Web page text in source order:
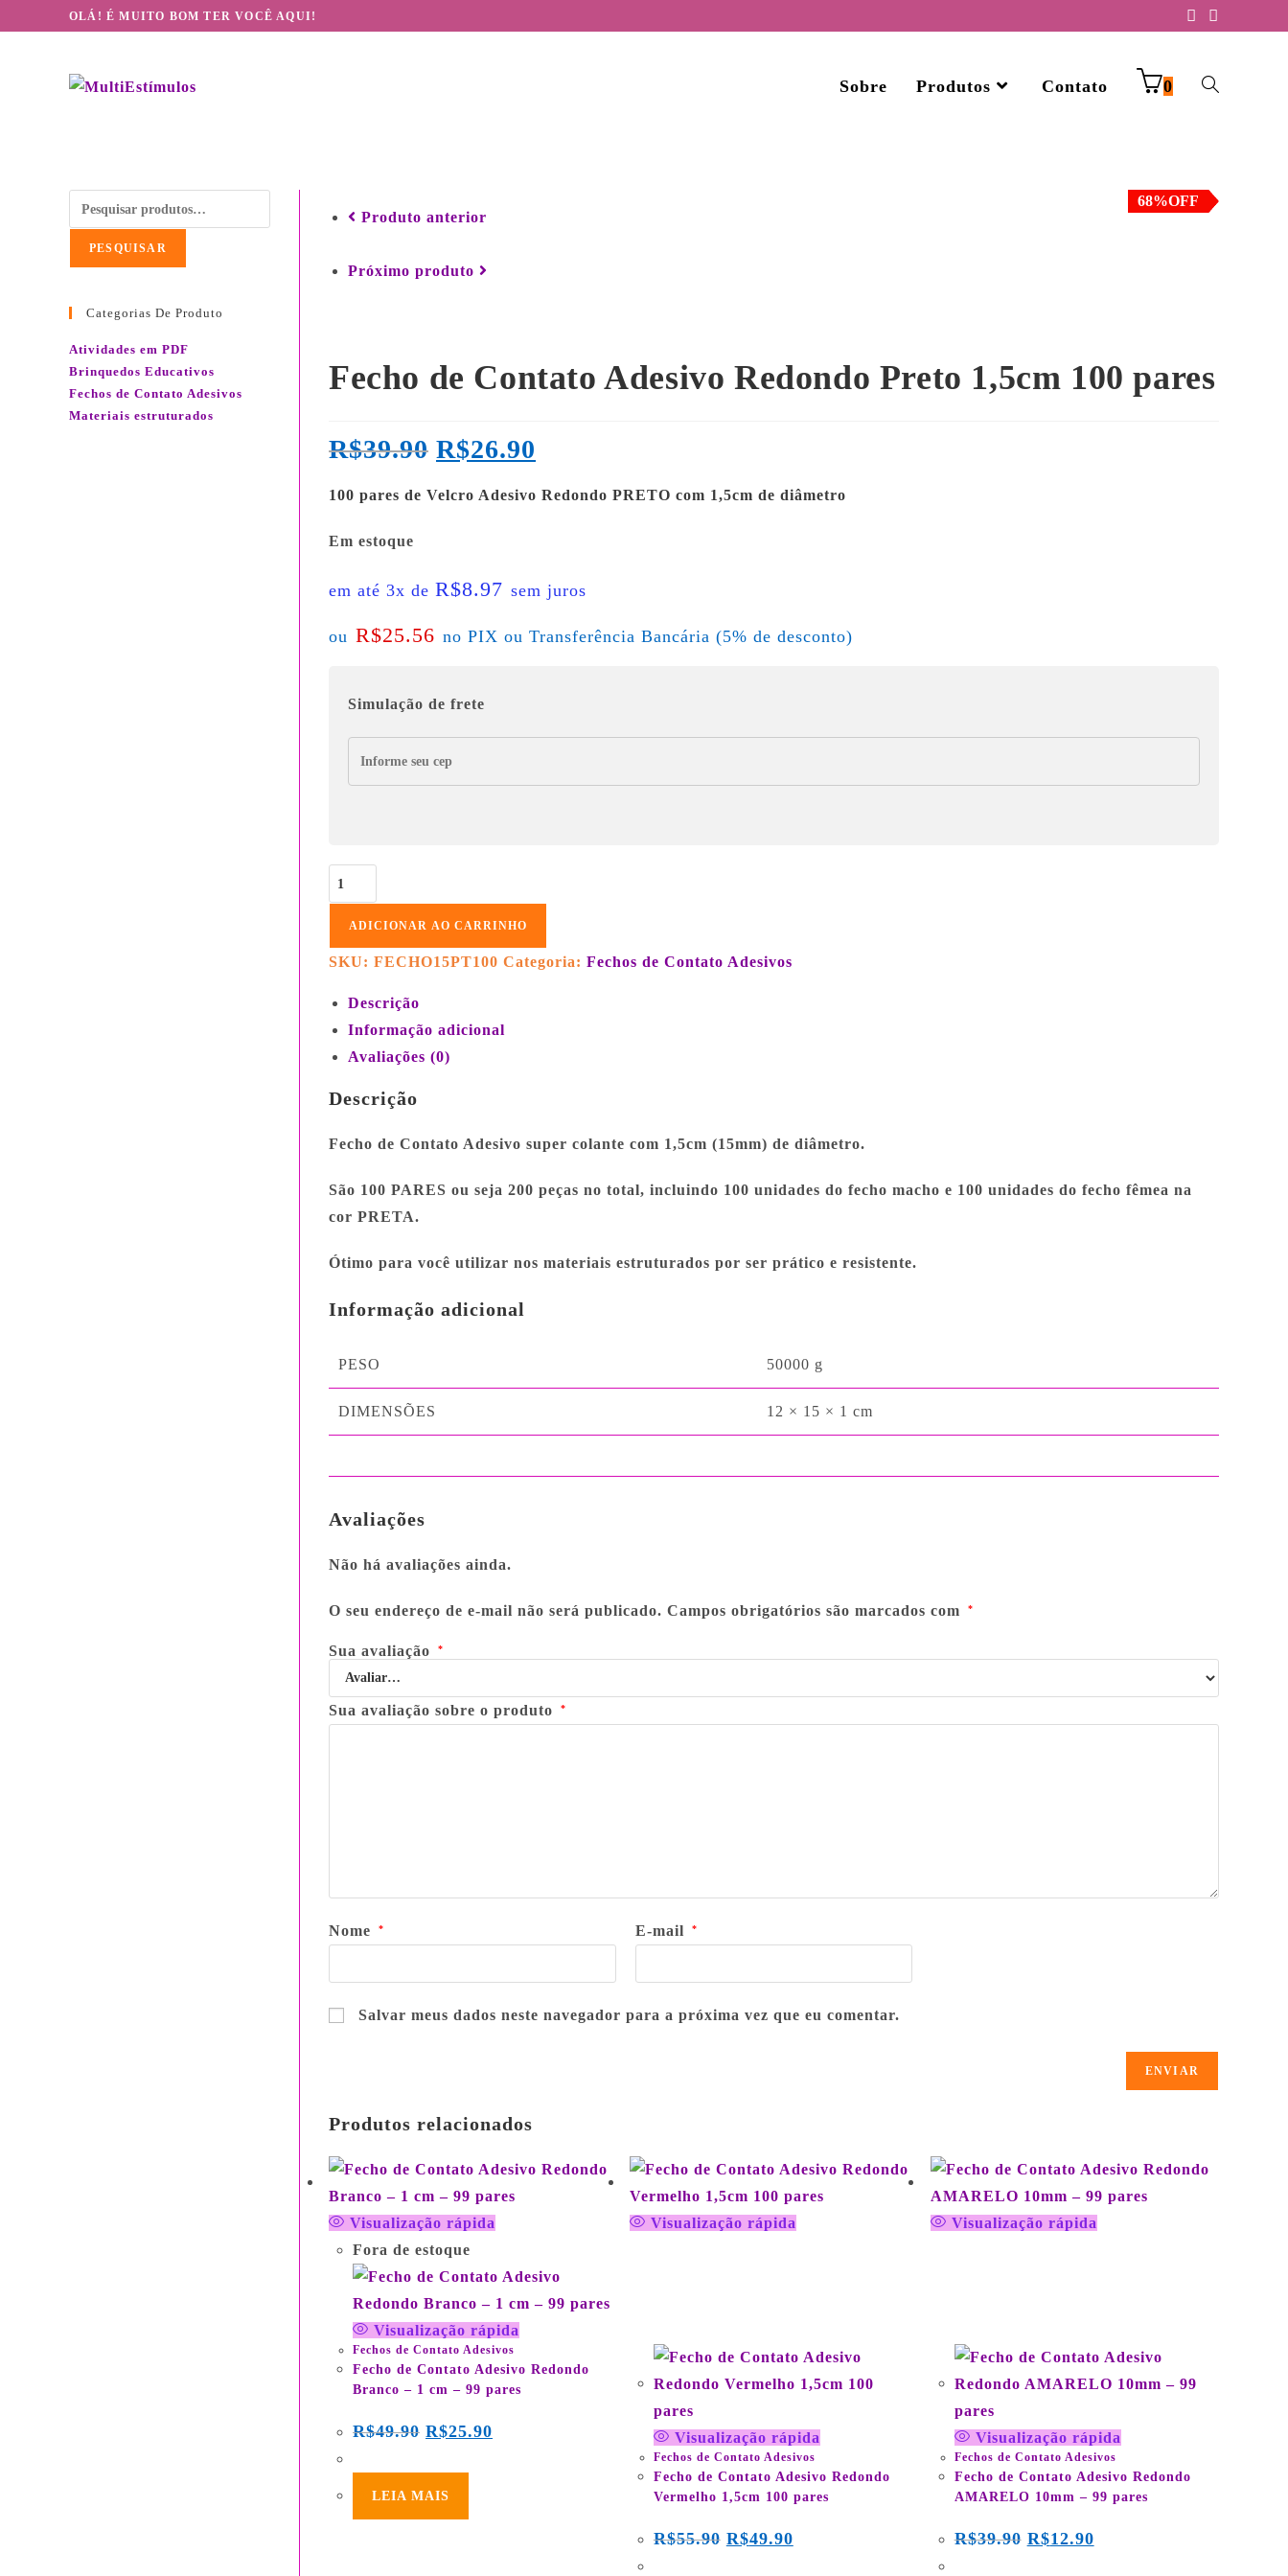
OLÁ! É MUITO BOM TER VOCÊ AQUI!
Sobre Produtos Contato 0
Produto anterior
Próximo produto
33%OFF
Fecho de Contato Adesivo Redondo Preto 1,5cm 100 pares
R$39.90 R$26.90
100 pares de Velcro Adesivo Redondo PRETO com 1,5cm de diâmetro
Em estoque
em até 3x de R$8.97 sem juros
ou R$25.56 no PIX ou Transferência Bancária (5% de desconto)
Simulação de frete
ADICIONAR AO CARRINHO
SKU: FECHO15PT100 Categoria: Fechos de Contato Adesivos
Descrição
Informação adicional
Avaliações (0)
Descrição
Fecho de Contato Adesivo super colante com 1,5cm (15mm) de diâmetro.
São 100 PARES ou seja 200 peças no total, incluindo 100 unidades do fecho macho e 100 unidades do fecho fêmea na
cor PRETA.
Ótimo para você utilizar nos materiais estruturados por ser prático e resistente.
Informação adicional
PESO 50000 g
DIMENSÕES 12 × 15 × 1 cm
Avaliações
Não há avaliações ainda.
O seu endereço de e-mail não será publicado. Campos obrigatórios são marcados com *
Sua avaliação *
Sua avaliação sobre o produto *
Nome * E-mail *
Salvar meus dados neste navegador para a próxima vez que eu comentar.
Produtos relacionados
Visualização rápida
48%OFF
Fora de estoque
Visualização rápida
Fechos de Contato Adesivos
Fecho de Contato Adesivo Redondo
Branco – 1 cm – 99 pares
R$49.90 R$25.90
LEIA MAIS
Visualização rápida
11%OFF
Visualização rápida
Fechos de Contato Adesivos
Fecho de Contato Adesivo Redondo
Vermelho 1,5cm 100 pares
R$55.90 R$49.90
Visualização rápida
68%OFF
Visualização rápida
Fechos de Contato Adesivos
Fecho de Contato Adesivo Redondo
AMARELO 10mm – 99 pares
R$39.90 R$12.90
PESQUISAR
Categorias De Produto
Atividades em PDF
Brinquedos Educativos
Fechos de Contato Adesivos
Materiais estruturados